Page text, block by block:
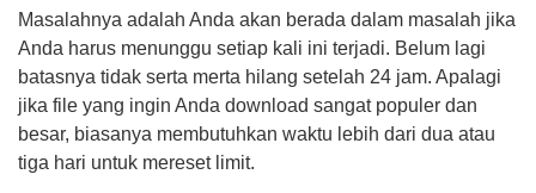
Masalahnya adalah Anda akan berada dalam masalah jika
Anda harus menunggu setiap kali ini terjadi. Belum lagi
batasnya tidak serta merta hilang setelah 24 jam. Apalagi
jika file yang ingin Anda download sangat populer dan
besar, biasanya membutuhkan waktu lebih dari dua atau
tiga hari untuk mereset limit.